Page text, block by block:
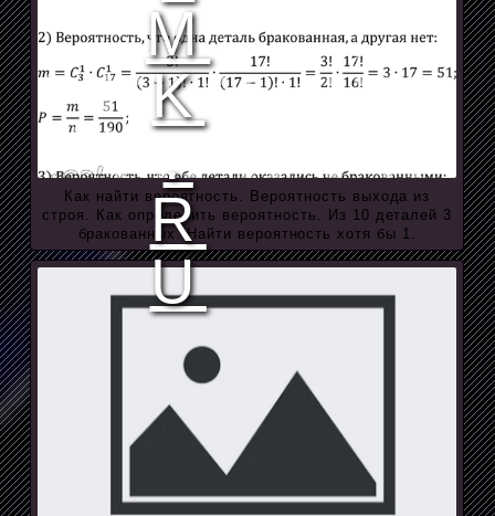
Как найти вероятность. Вероятность выхода из
строя. Как определить вероятность. Из 10 деталей 3
бракованных. Найти вероятность хотя бы 1.